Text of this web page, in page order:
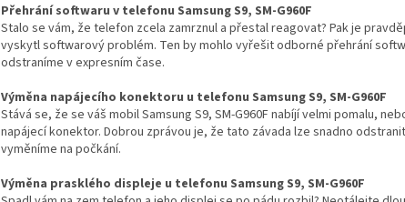
Přehrání softwaru v telefonu Samsung S9, SM-G960F
Stalo se vám, že telefon zcela zamrznul a přestal reagovat? Pak je
vyskytl softwarový problém. Ten by mohlo vyřešit odborné přehrání
odstraníme v expresním čase.
Výměna napájecího konektoru u telefonu Samsung S9, SM-G960F
Stává se, že se váš mobil Samsung S9, SM-G960F nabíjí velmi pomalu,
napájecí konektor. Dobrou zprávou je, že tato závada lze snadno
vyměníme na počkání.
Výměna prasklého displeje u telefonu Samsung S9, SM-G960F